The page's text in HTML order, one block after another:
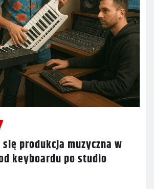
się produkcja muzyczna w
keyboardu po studio